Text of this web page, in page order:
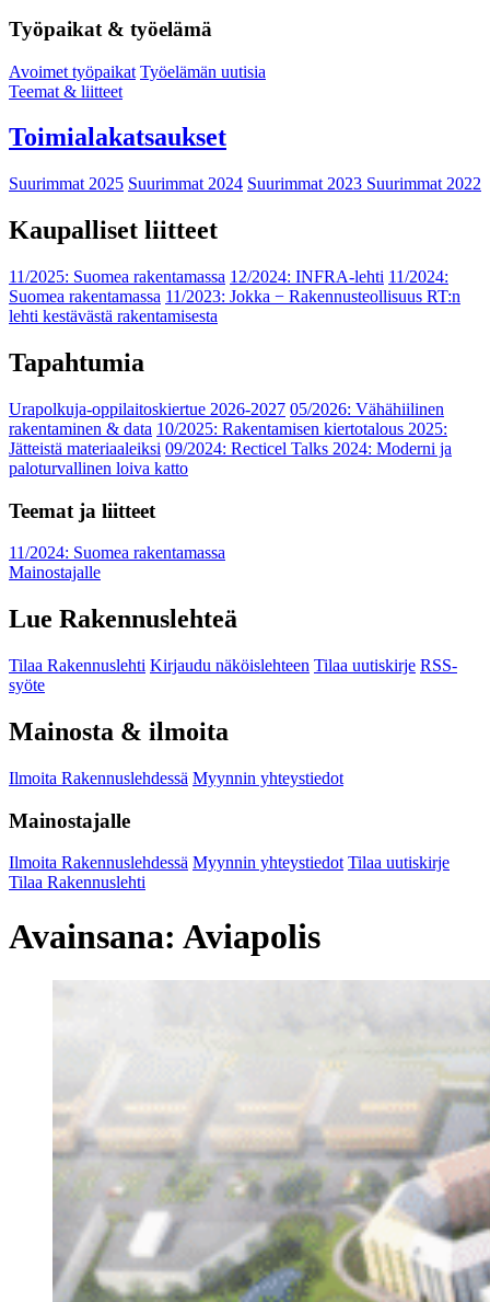
Työpaikat & työelämä
Avoimet työpaikat Työelämän uutisia
Teemat & liitteet
Toimialakatsaukset
Suurimmat 2025 Suurimmat 2024 Suurimmat 2023 Suurimmat 2022
Kaupalliset liitteet
11/2025: Suomea rakentamassa 12/2024: INFRA-lehti 11/2024:
Suomea rakentamassa 11/2023: Jokka − Rakennusteollisuus RT:n
lehti kestävästä rakentamisesta
Tapahtumia
Urapolkuja-oppilaitoskiertue 2026-2027 05/2026: Vähähiilinen
rakentaminen & data 10/2025: Rakentamisen kiertotalous 2025:
Jätteistä materiaaleiksi 09/2024: Recticel Talks 2024: Moderni ja
paloturvallinen loiva katto
Teemat ja liitteet
11/2024: Suomea rakentamassa
Mainostajalle
Lue Rakennuslehteä
Tilaa Rakennuslehti Kirjaudu näköislehteen Tilaa uutiskirje RSS-
syöte
Mainosta & ilmoita
Ilmoita Rakennuslehdessä Myynnin yhteystiedot
Mainostajalle
Ilmoita Rakennuslehdessä Myynnin yhteystiedot Tilaa uutiskirje
Tilaa Rakennuslehti
Avainsana: Aviapolis